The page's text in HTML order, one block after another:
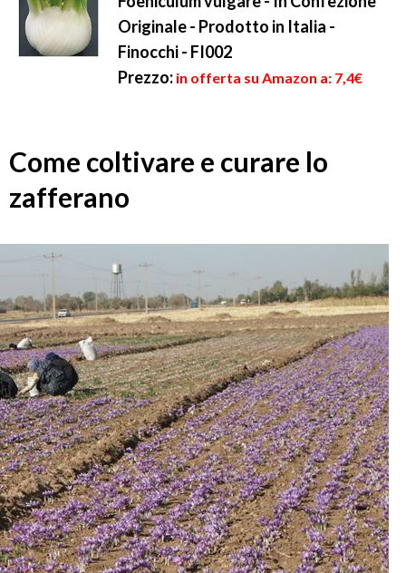
Originale - Prodotto in Italia -
Finocchi - FI002
Prezzo: in offerta su Amazon a: 7,4€
Come coltivare e curare lo
zafferano